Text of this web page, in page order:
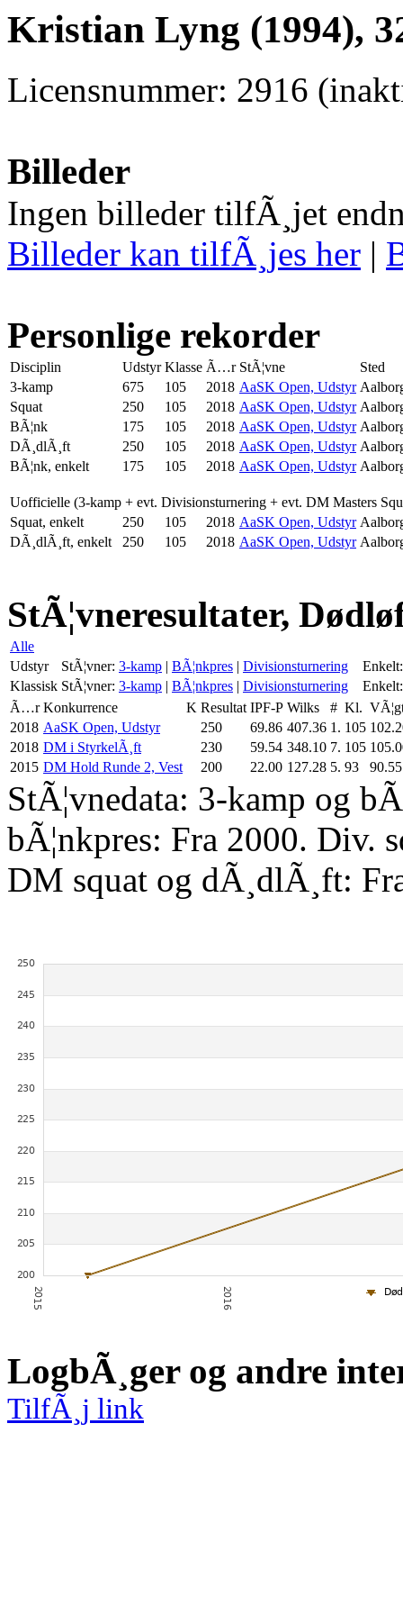
Kristian Lyng (1994),
Licensnummer: 2916
Billeder
Ingen billeder tilfÃ¸jet
Billeder kan tilfÃ¸jes her |
Personlige rekorder
Disciplin Udstyr Klasse Ã…r StÃ¦vne
Sted
3-kamp
675 105 2018 AaSK Open, Udstyr
Squat
250 105 2018 AaSK Open, Udstyr
BÃ¦nk
175 105 2018 AaSK Open, Udstyr
DÃ¸dlÃ¸ft
250 105 2018 AaSK Open, Udstyr
BÃ¦nk, enkelt
175 105 2018 AaSK Open, Udstyr
Uofficielle (3-kamp + evt. Divisionsturnering + evt. DM Masters
Squat, enkelt
250 105 2018 AaSK Open, Udstyr
DÃ¸dlÃ¸ft, enkelt
250 105 2018 AaSK Open, Udstyr
StÃ¦vneresultater,
Alle
Udstyr
StÃ¦vner: 3-kamp | BÃ¦nkpres | Divisionsturnering
Enkelt:
Klassisk StÃ¦vner: 3-kamp | BÃ¦nkpres | Divisionsturnering
Enkelt:
Ã…r Konkurrence K Resultat IPF-P Wilks # Kl.
2018 AaSK Open, Udstyr 250 69.86 407.36 1. 105
2018 DM i StyrkelÃ¸ft 230 59.54 348.10 7. 105
2015 DM Hold Runde 2, Vest 200 22.00 127.28 5. 93 90.55
StÃ¦vnedata: 3-kamp og
bÃ¦nkpres: Fra 2000. Div.
DM squat og dÃ¸dlÃ¸ft:
LogbÃ¸ger og andre
TilfÃ¸j link